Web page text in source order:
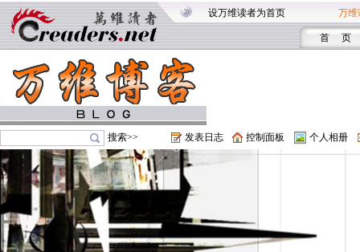
设万维读者为首页 万维
首 页
搜索>> 发表日志 控制面板 个人相册